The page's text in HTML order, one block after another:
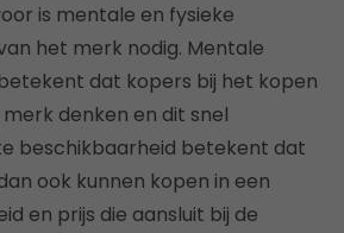
is mentale en fysieke
het merk nodig. Mentale
dat kopers bij het kopen
denken en dit snel
beschikbaarheid betekent dat
ook kunnen kopen in een
en prijs die aansluit bij de